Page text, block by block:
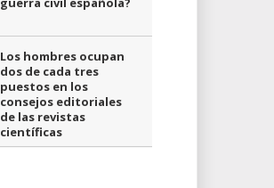
Los hombres ocupan
dos de cada tres
puestos en los
consejos editoriales
de las revistas
científicas